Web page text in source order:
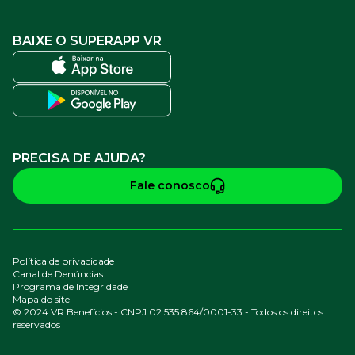
BAIXE O SUPERAPP VR
PRECISA DE AJUDA?
Fale conosco
© 2024 VR Benefícios - CNPJ 02.535.864/0001-33 - Todos os direitos
reservados
Política de privacidade
Canal de Denúncias
Programa de Integridade
Mapa do site